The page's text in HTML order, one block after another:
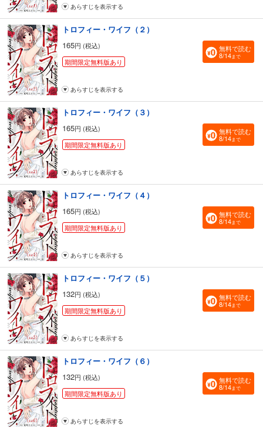
あらすじを表示する
トロフィー・ワイフ（２）
165円 (税込)
期間限定無料版あり
無料で読む
8/14まで
あらすじを表示する
トロフィー・ワイフ（３）
165円 (税込)
期間限定無料版あり
無料で読む
8/14まで
あらすじを表示する
トロフィー・ワイフ（４）
165円 (税込)
期間限定無料版あり
無料で読む
8/14まで
あらすじを表示する
トロフィー・ワイフ（５）
132円 (税込)
期間限定無料版あり
無料で読む
8/14まで
あらすじを表示する
トロフィー・ワイフ（６）
132円 (税込)
期間限定無料版あり
無料で読む
8/14まで
あらすじを表示する